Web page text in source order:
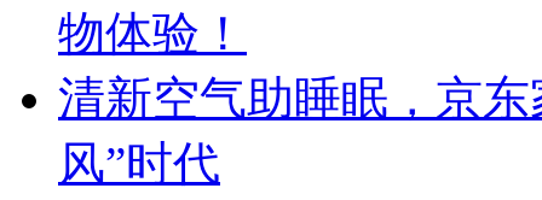
物体验！
清新空气助睡眠，京
风”时代